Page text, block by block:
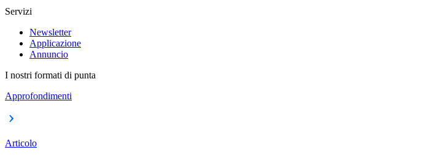
Servizi
Newsletter
Applicazione
Annuncio
I nostri formati di punta
Approfondimenti
Articolo